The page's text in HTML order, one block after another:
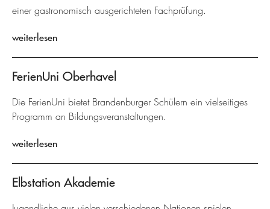
einer gastronomisch ausgerichteten Fachprüfung.
weiterlesen
FerienUni Oberhavel
Die FerienUni bietet Brandenburger Schülern ein vielseitiges
Programm an Bildungsveranstaltungen.
weiterlesen
Elbstation Akademie